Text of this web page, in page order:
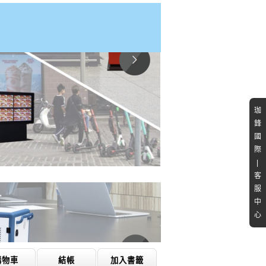
珈
鋒
國
際
客
服
中
心
物車 結帳 加入書籤